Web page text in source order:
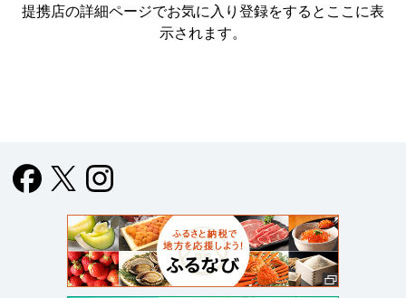
提携店の詳細ページでお気に入り登録をすると ここに表
示されます。